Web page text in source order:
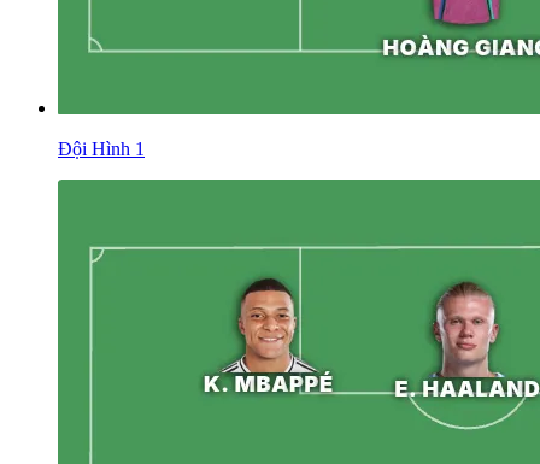
Đội Hình 1